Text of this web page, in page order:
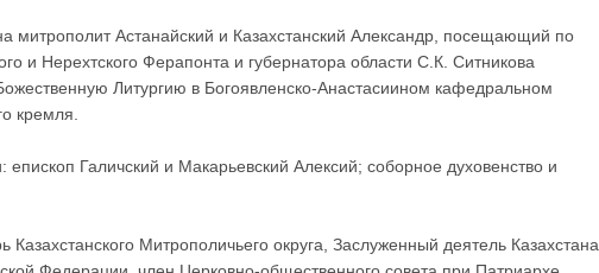
митрополит Астанайский и Казахстанский Александр, посещающий по
и Нерехтского Ферапонта и губернатора области С.К. Ситникова
Литургию в Богоявленско-Анастасиином кафедральном
кремля.
Галичский и Макарьевский Алексий; соборное духовенство и
Митрополичьего округа, Заслуженный деятель Казахстана,